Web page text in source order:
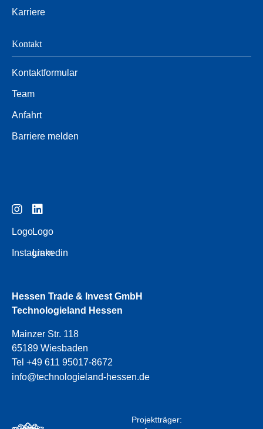
Karriere
Kontakt
Kontaktformular
Team
Anfahrt
Barriere melden
Logo
Instagram
Logo
Linkedin
Hessen Trade & Invest GmbH
Technologieland Hessen
Mainzer Str. 118
65189 Wiesbaden
Tel +49 611 95017-8672
info@technologieland-hessen.de
Projektträger: